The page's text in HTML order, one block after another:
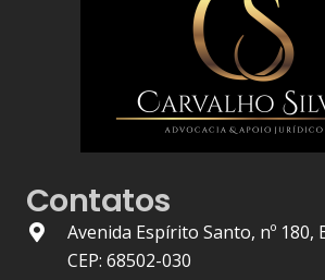
Contatos
Avenida Espírito Santo, nº 180,
CEP: 68502-030